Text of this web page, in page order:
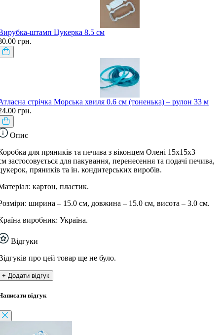
штамп Цукерка 8.5 см
грн.
стрічка Морська хвиля 0.6 см (тоненька) – рулон 33 м
грн.
Опис
для пряників та печива з віконцем Олені 15х15х3
застосовується для пакування, перенесення та подачі печива,
пряників та ін. кондитерських виробів.
картон, пластик.
ширина – 15.0 см, довжина – 15.0 см, висота – 3.0 см.
виробник: Україна.
Відгуки
про цей товар ще не було.
+ Додати відгук
відгук